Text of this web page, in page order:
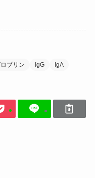
ブリン IgG
IgA